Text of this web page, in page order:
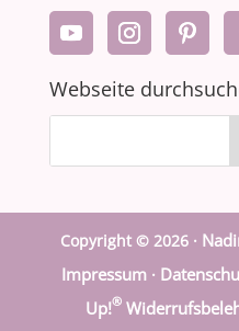
Webseite
Copyright © 2026 ·
Impressum·
Up!®